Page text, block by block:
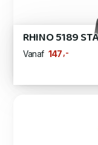
RHINO 5189
Vanaf 147 ,-